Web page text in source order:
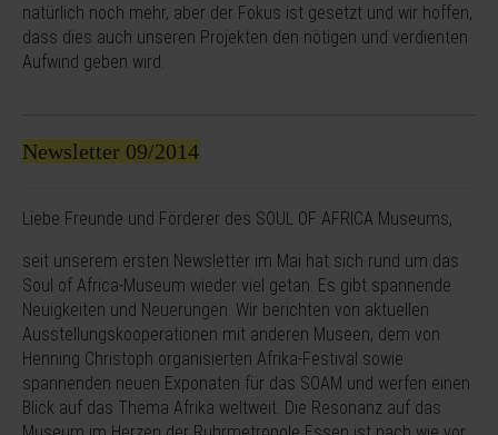
natürlich noch mehr, aber der Fokus ist gesetzt und wir hoffen,
dass dies auch unseren Projekten den nötigen und verdienten
Aufwind geben wird.
Newsletter 09/2014
Liebe Freunde und Förderer des SOUL OF AFRICA Museums,
seit unserem ersten Newsletter im Mai hat sich rund um das
Soul of Africa-Museum wieder viel getan. Es gibt spannende
Neuigkeiten und Neuerungen. Wir berichten von aktuellen
Ausstellungskooperationen mit anderen Museen, dem von
Henning Christoph organisierten Afrika-Festival sowie
spannenden neuen Exponaten für das SOAM und werfen einen
Blick auf das Thema Afrika weltweit. Die Resonanz auf das